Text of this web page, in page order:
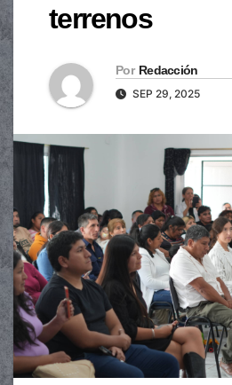
terrenos
Por Redacción
SEP 29, 2025